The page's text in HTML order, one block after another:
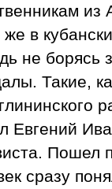
из
же в
не борясь
Такие,
Евгений
Пошел
сразу